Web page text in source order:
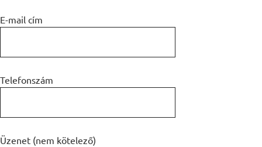
E-mail cím
Telefonszám
Üzenet (nem kötelező)